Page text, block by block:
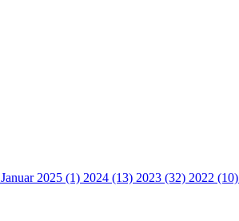
Januar 2025 (1) 2024 (13) 2023 (32) 2022 (10)